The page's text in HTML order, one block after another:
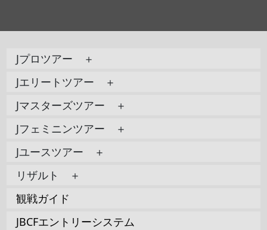
Jプロツアー ＋
Jエリートツアー ＋
Jマスターズツアー ＋
Jフェミニンツアー ＋
Jユースツアー ＋
リザルト ＋
観戦ガイド
JBCFエントリーシステム